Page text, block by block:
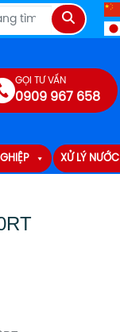
Tìm
kiếm
GỌI TƯ VẤN
0909 967 658
XỬ LÝ NƯỚC